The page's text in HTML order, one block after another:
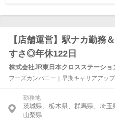
【店舗運営】駅ナカ勤務
すさ◎年休122日
株式会社JR東日本クロスステーショ
フーズカンパニー｜早期キャリアアッ
勤務地
茨城県、栃木県、群馬県、埼玉
山梨県